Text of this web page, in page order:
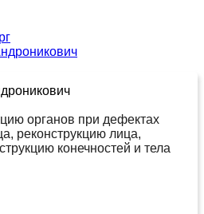
органов при дефектах
реконструкцию лица,
конечностей и тела